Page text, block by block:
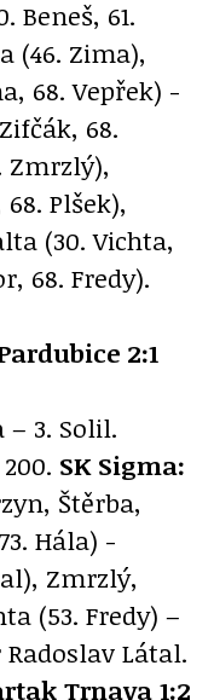
Beneš, 61.
(46. Zima),
68. Vepřek) -
68.
Zmrzlý),
Plšek),
(30. Vichta,
68. Fredy).
2:1
– 3. Solil.
200. SK Sigma:
Štěrba,
Hála) -
Zmrzlý,
(53. Fredy) –
Látal.
Trnava 1:2